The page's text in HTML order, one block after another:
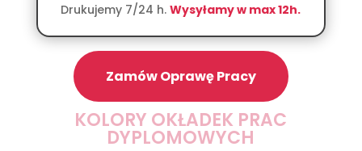
Drukujemy 7/24 h.Wysyłamy w max 12h.
Zamów Oprawę Pracy
KOLORY OKŁADEK PRAC
DYPLOMOWYCH